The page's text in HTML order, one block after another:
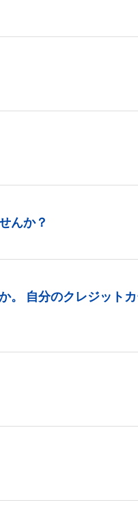
んか？
。 自分のクレジット